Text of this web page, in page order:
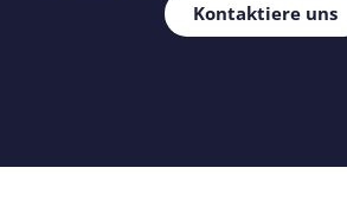
Kontaktiere uns